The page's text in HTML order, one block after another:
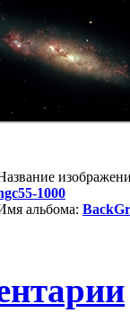
1000
альбома: